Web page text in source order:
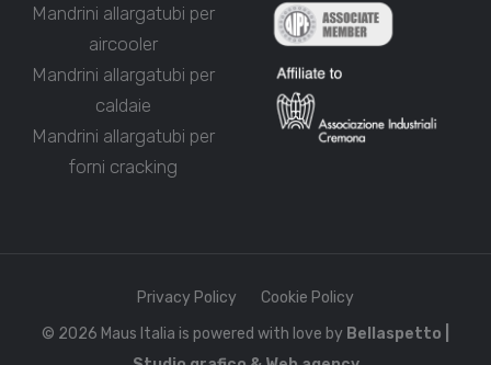
Mandrini allargatubi per
aircooler
Mandrini allargatubi per
caldaie
Mandrini allargatubi per
forni cracking
© 2026 Maus Italia is powered with love by Bellaspetto |
Privacy Policy Cookie Policy